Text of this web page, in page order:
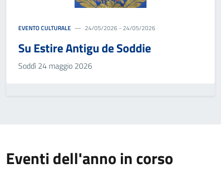
EVENTO CULTURALE 24/05/2026 - 24/05/2026
Su Estire Antigu de Soddie
Soddì 24 maggio 2026
Eventi dell'anno in corso